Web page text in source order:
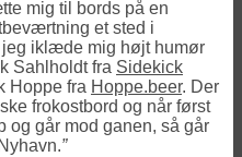
mig til bords på en
et sted i
iklæde mig højt humør
Sahlholdt fra Sidekick
Hoppe fra Hoppe.beer. Der
frokostbord og når først
og går mod ganen, så går
”